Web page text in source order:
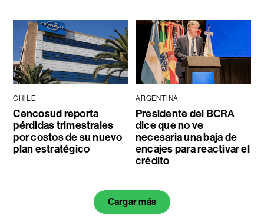
CHILE
Cencosud reporta
pérdidas trimestrales
por costos de su nuevo
plan estratégico
ARGENTINA
Presidente del BCRA
dice que no ve
necesaria una baja de
encajes para reactivar el
crédito
Cargar más